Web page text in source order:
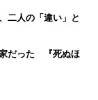
二人の「違い」と
だった 『死ぬほ